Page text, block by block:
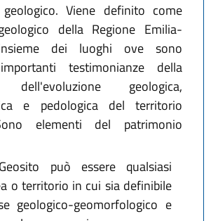
Viene definito come
della Regione Emilia-
dei luoghi ove sono
testimonianze della
geologica,
e pedologica del territorio
elementi del patrimonio
può essere qualsiasi
o territorio in cui sia definibile
geologico-geomorfologico e